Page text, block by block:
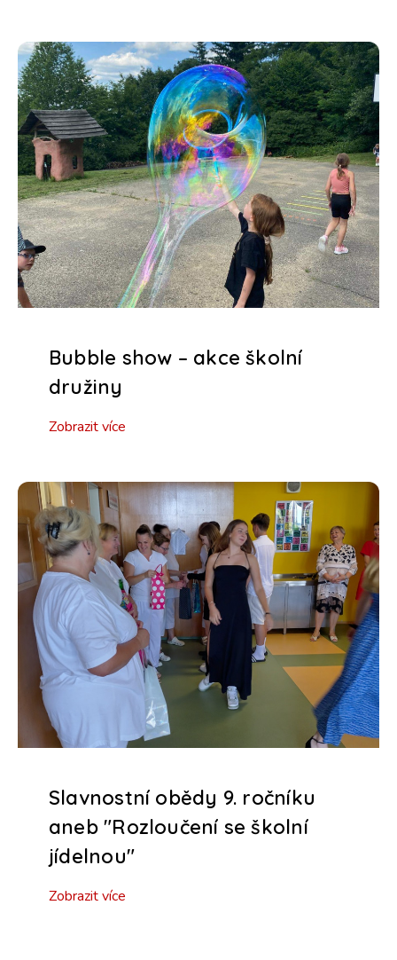
Bubble show – akce školní
družiny
Zobrazit více
Slavnostní obědy 9. ročníku
aneb "Rozloučení se školní
jídelnou"
Zobrazit více